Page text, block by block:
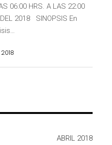
06:00 HRS. A LAS 22:00
2018 SINOPSIS En
ABRIL 2018